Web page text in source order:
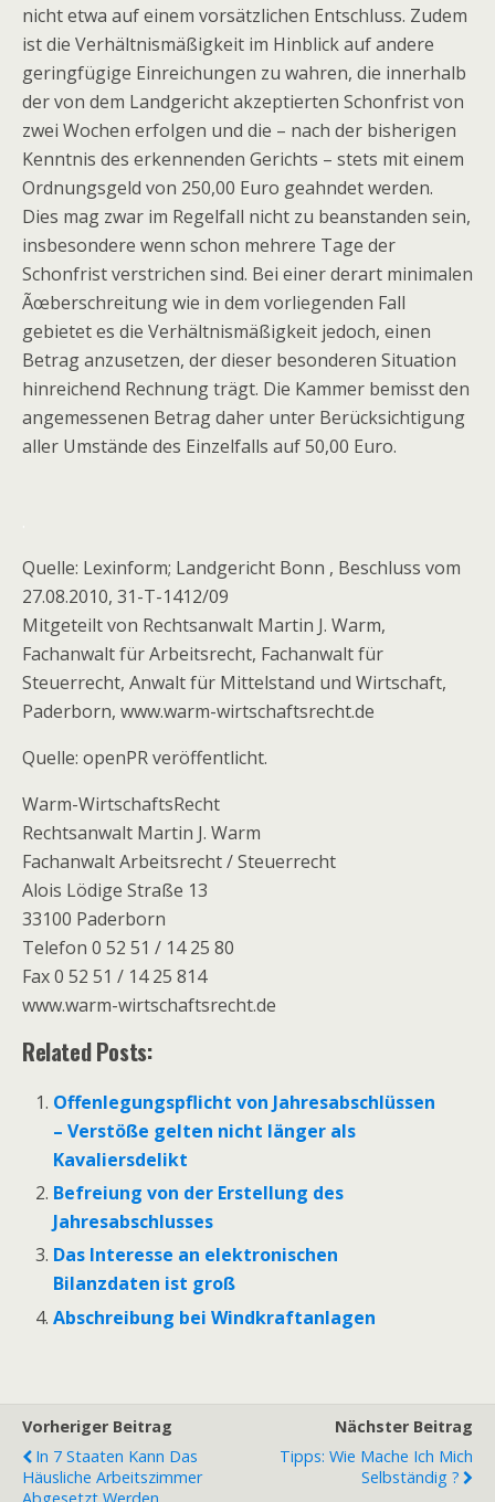
nicht etwa auf einem vorsätzlichen Entschluss. Zudem
ist die Verhältnismäßigkeit im Hinblick auf andere
geringfügige Einreichungen zu wahren, die innerhalb
der von dem Landgericht akzeptierten Schonfrist von
zwei Wochen erfolgen und die – nach der bisherigen
Kenntnis des erkennenden Gerichts – stets mit einem
Ordnungsgeld von 250,00 Euro geahndet werden.
Dies mag zwar im Regelfall nicht zu beanstanden sein,
insbesondere wenn schon mehrere Tage der
Schonfrist verstrichen sind. Bei einer derart minimalen
Ãœberschreitung wie in dem vorliegenden Fall
gebietet es die Verhältnismäßigkeit jedoch, einen
Betrag anzusetzen, der dieser besonderen Situation
hinreichend Rechnung trägt. Die Kammer bemisst den
angemessenen Betrag daher unter Berücksichtigung
aller Umstände des Einzelfalls auf 50,00 Euro.
Quelle: Lexinform; Landgericht Bonn , Beschluss vom
27.08.2010, 31-T-1412/09
Mitgeteilt von Rechtsanwalt Martin J. Warm,
Fachanwalt für Arbeitsrecht, Fachanwalt für
Steuerrecht, Anwalt für Mittelstand und Wirtschaft,
Paderborn, www.warm-wirtschaftsrecht.de
Quelle: openPR veröffentlicht.
Warm-WirtschaftsRecht
Rechtsanwalt Martin J. Warm
Fachanwalt Arbeitsrecht / Steuerrecht
Alois Lödige Straße 13
33100 Paderborn
Telefon 0 52 51 / 14 25 80
Fax 0 52 51 / 14 25 814
www.warm-wirtschaftsrecht.de
Related Posts:
Offenlegungspflicht von Jahresabschlüssen
– Verstöße gelten nicht länger als
Kavaliersdelikt
Befreiung von der Erstellung des
Jahresabschlusses
Das Interesse an elektronischen
Bilanzdaten ist groß
Abschreibung bei Windkraftanlagen
Vorheriger Beitrag
In 7 Staaten Kann Das
Häusliche Arbeitszimmer
Abgesetzt Werden
Nächster Beitrag
Tipps: Wie Mache Ich Mich
Selbständig ?